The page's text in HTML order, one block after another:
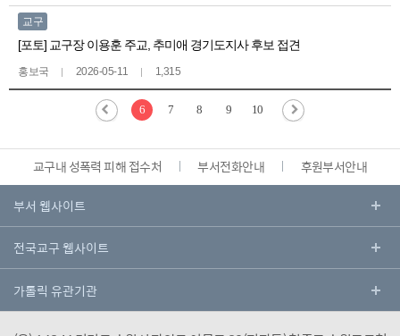
교구
[포토] 교구장 이용훈 주교, 추미애 경기도지사 후보 접견
홍보국 2026-05-11 1,315
6 7 8 9 10
교구내 성폭력 피해 접수처 부서전화안내 후원부서안내